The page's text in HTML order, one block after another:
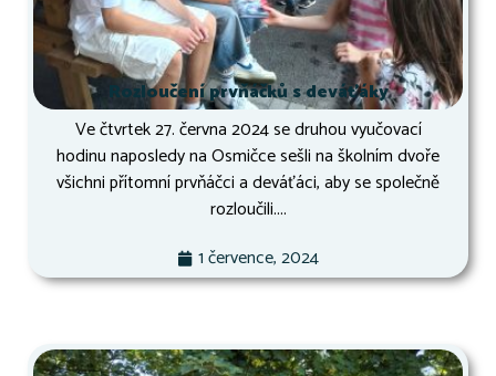
Rozloučení prvňáčků s deváťáky
Ve čtvrtek 27. června 2024 se druhou vyučovací
hodinu naposledy na Osmičce sešli na školním dvoře
všichni přítomní prvňáčci a deváťáci, aby se společně
rozloučili....
1 července, 2024